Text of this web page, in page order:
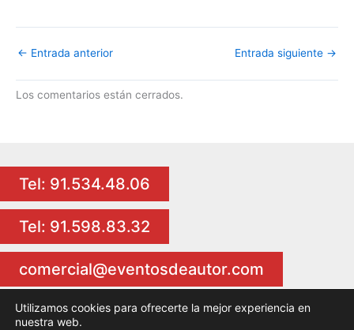
← Entrada anterior Entrada siguiente →
Los comentarios están cerrados.
Tel: 91.534.48.06
Tel: 91.598.83.32
comercial@eventosdeautor.com
Utilizamos cookies para ofrecerte la mejor experiencia en
nuestra web.